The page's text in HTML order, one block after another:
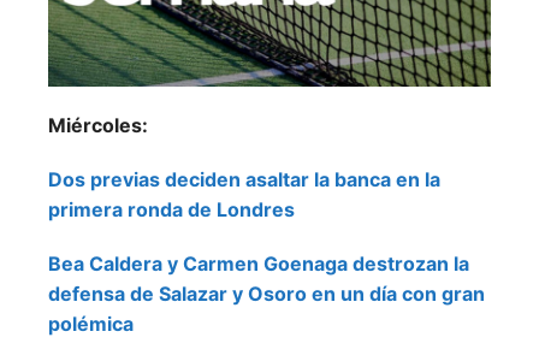
Miércoles:
Dos previas deciden asaltar la banca en la
primera ronda de Londres
Bea Caldera y Carmen Goenaga destrozan la
defensa de Salazar y Osoro en un día con gran
polémica